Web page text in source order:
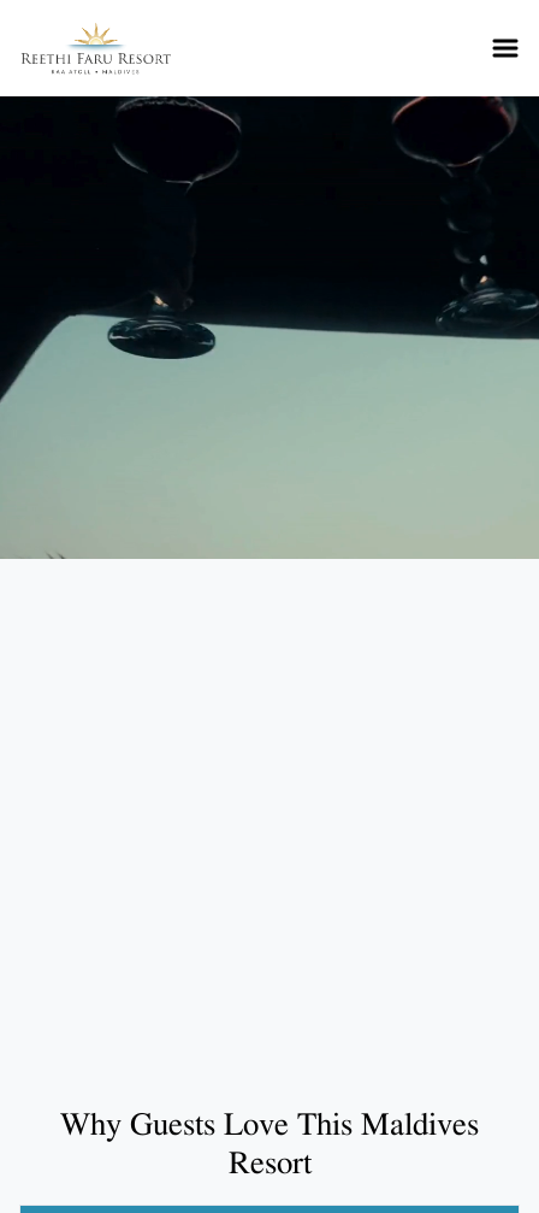
Reethifaru home
INFORMATIONEN ÜBER DIE INSEL
360°-PANORAMABLICK
Why Guests Love This Maldives
Resort